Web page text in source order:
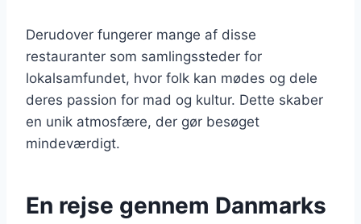
Derudover fungerer mange af disse
restauranter som samlingssteder for
lokalsamfundet, hvor folk kan mødes og dele
deres passion for mad og kultur. Dette skaber
en unik atmosfære, der gør besøget
mindeværdigt.
En rejse gennem Danmarks